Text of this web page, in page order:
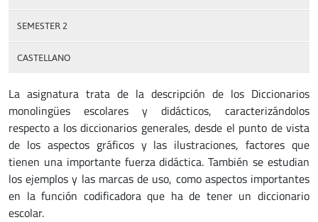
SEMESTER 2
CASTELLANO
La asignatura trata de la descripción de los Diccionarios
monolingües escolares y didácticos, caracterizándolos
respecto a los diccionarios generales, desde el punto de vista
de los aspectos gráficos y las ilustraciones, factores que
tienen una importante fuerza didáctica. También se estudian
los ejemplos y las marcas de uso, como aspectos importantes
en la función codificadora que ha de tener un diccionario
escolar.